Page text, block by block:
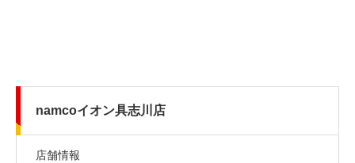
namcoイオン具志川店
店舗情報